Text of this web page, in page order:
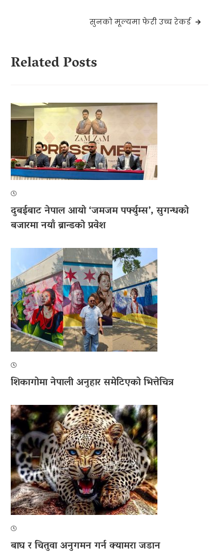
सुनको मूल्यमा फेरी उच्च रेकर्ड
Related Posts
दुबईबाट नेपाल आयो ‘जमजम पर्फ्युम्स’, सुगन्धको
बजारमा नयाँ ब्रान्डको प्रवेश
शिकागोमा नेपाली अनुहार समेटिएको भित्तेचित्र
बाघ र चितुवा अनुगमन गर्न क्यामरा जडान